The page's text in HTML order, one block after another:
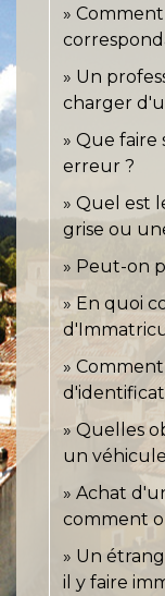
Un
charger
Que faire
erreur ?
Quel est
grise ou
Peut-on
En quoi
Quelles
un
Achat
comment
Un
il y faire